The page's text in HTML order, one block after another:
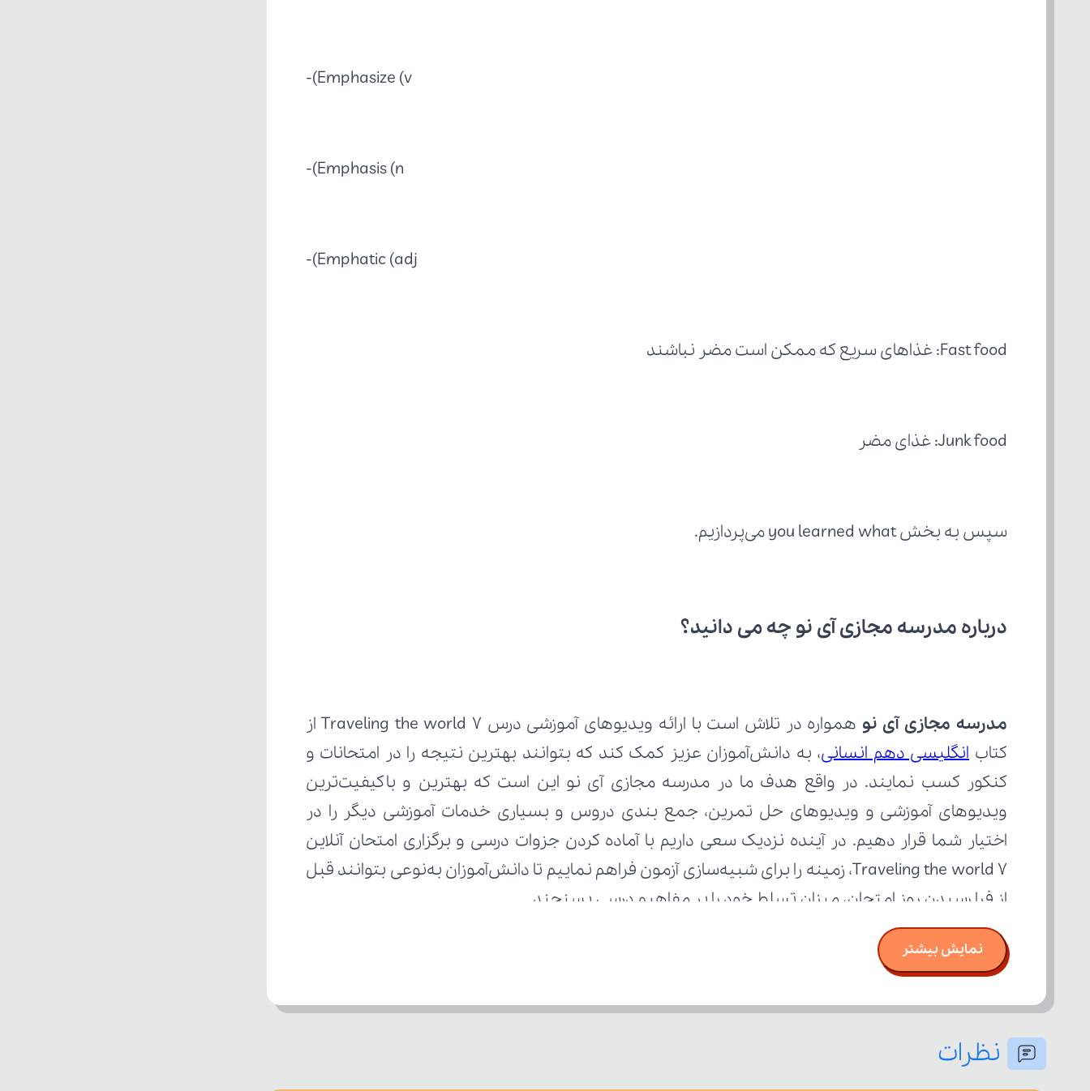
Emphasize (v)-
Emphasis (n)-
Emphatic (adj)-
Fast food: غذاهای سریع که ممکن است مضر نباشند
Junk food: غذای مضر
سپس به بخش you learned what می‌پردازیم.
درباره مدرسه مجازی آی نو چه می‌ دانید؟
مدرسه مجازی آی نو
کتاب انگلیسی دهم انسانی
از فرا رسیدن روز امتحان، میزان تسلط خود را بر مفاهیم درسی بسنجند.
نمایش بیشتر
نظرات